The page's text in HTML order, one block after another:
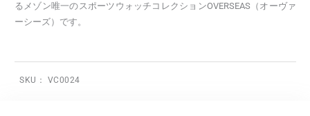
るメゾン唯一のスポーツウォッチコレクションOVERSEAS（オーヴァ
ーシーズ）です。
SKU： VC0024